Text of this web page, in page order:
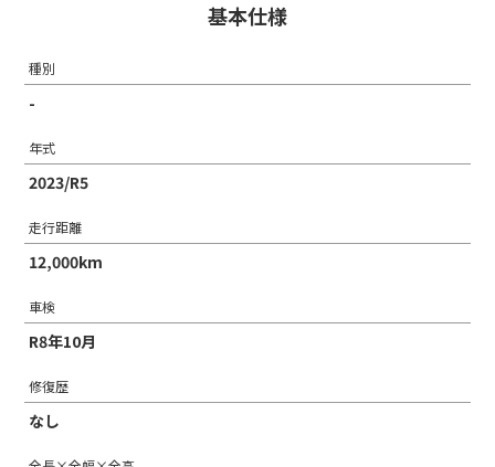
基本仕様
種別
-
年式
2023/R5
走行距離
12,000km
車検
R8年10月
修復歴
なし